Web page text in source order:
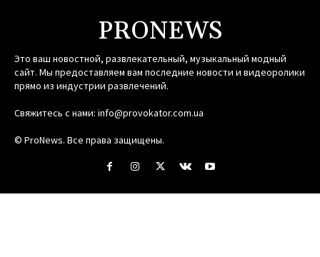
PRONEWS
Это ваш новостной, развлекательный, музыкальный модный
сайт. Мы предоставляем вам последние новости и видеоролики
прямо из индустрии развлечений.
Свяжитесь с нами: info@provokator.com.ua
© ProNews. Все права защищены.